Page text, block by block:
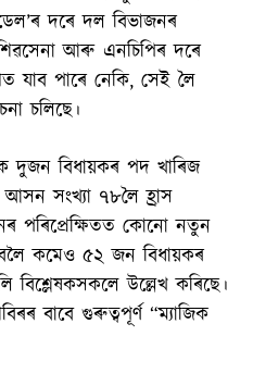
দৰে দল বিভাজনৰ
আৰু এনচিপিৰ দৰে
যাব পাৰে নেকি, সেই লৈ
চলিছে।
দুজন বিধায়কৰ পদ খাৰিজ
সংখ্যা ৭৮লৈ হ্ৰাস
পৰিপ্ৰেক্ষিতত কোনো নতুন
কমেও ৫২ জন বিধায়কৰ
বিশ্লেষকসকলে উল্লেখ কৰিছে।
বাবে গুৰুত্বপূর্ণ “ম্যাজিক